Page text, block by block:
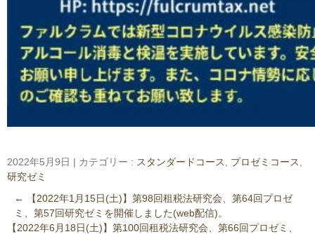
2022年5月9日 | カテゴリー : スタンダードコース, プロゼミコース,
研究ゼミ
←
【2022年1月15日(土)】第98回租税法研究会、第64回プロゼ
ミ、第57回研究ゼミを開催しました(web配信)。
【2022年6月18日(土)】第100回租税法研究会、第66回プロゼミ、